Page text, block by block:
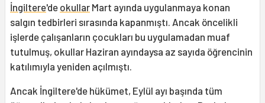
İngiltere'de okullar Mart ayında uygulanmaya konan
salgın tedbirleri sırasında kapanmıştı. Ancak öncelikli
işlerde çalışanların çocukları bu uygulamadan muaf
tutulmuş, okullar Haziran ayındaysa az sayıda öğrencinin
katılımıyla yeniden açılmıştı.
Ancak İngiltere'de hükümet, Eylül ayı başında tüm